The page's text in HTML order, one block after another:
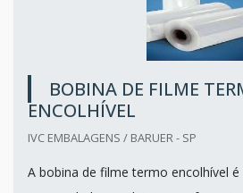
BOBINA DE FILME
ENCOLHÍVEL
IVC EMBALAGENS / BARUER - SP
A bobina de filme termo encolhível